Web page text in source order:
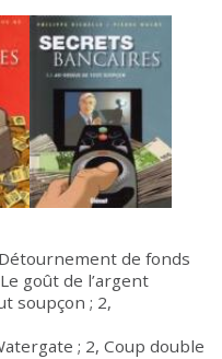
Détournement de fonds
goût de l’argent
soupçon ; 2,
; 2, Coup double